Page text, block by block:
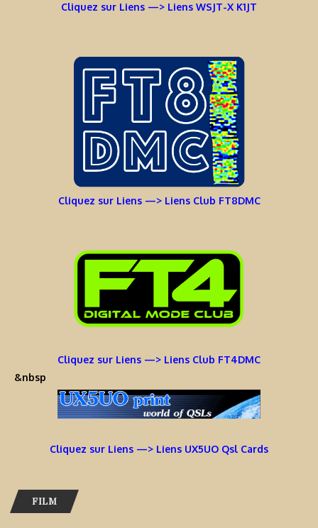
Cliquez sur Liens —> Liens WSJT-X K1JT
Cliquez sur Liens —> Liens Club FT8DMC
Cliquez sur Liens —> Liens Club FT4DMC
&nbsp
Cliquez sur Liens —> Liens UX5UO Qsl Cards
FILM